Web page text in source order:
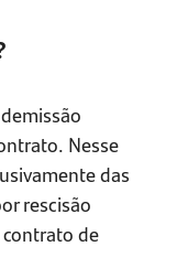
Nesse
das
rescisão
de